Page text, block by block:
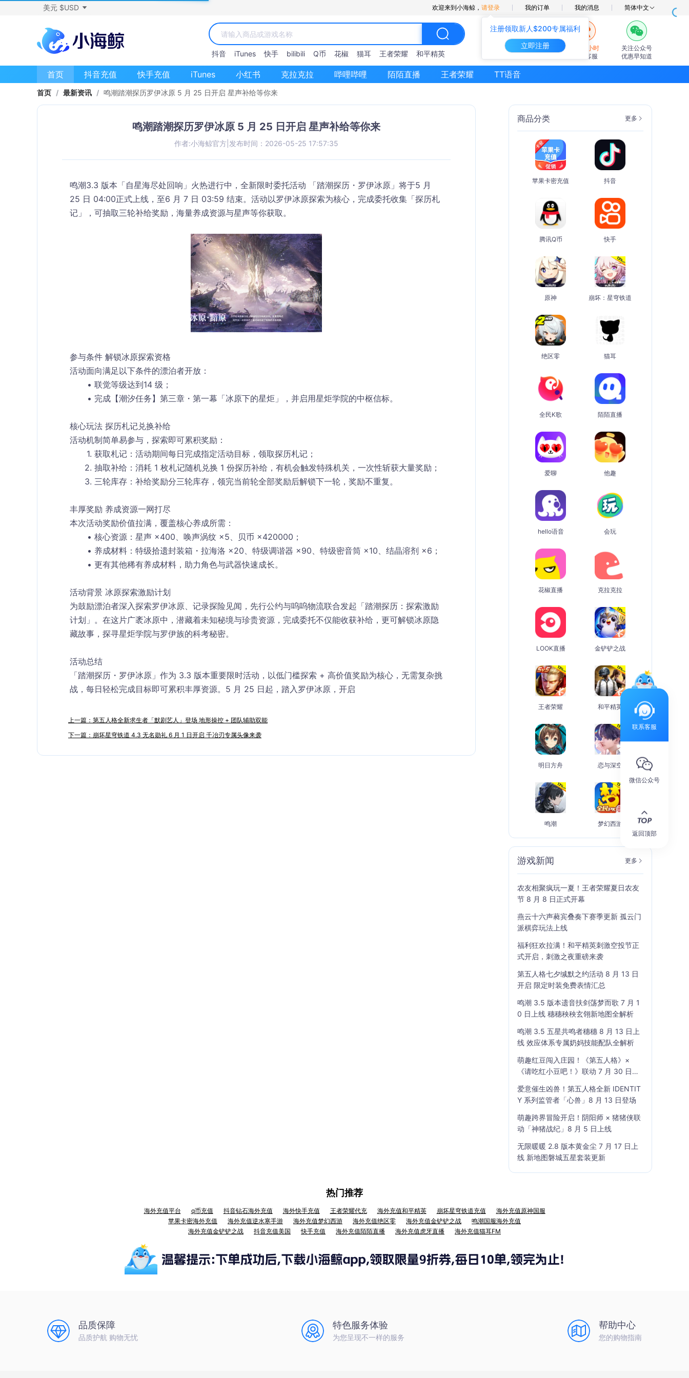
注册领取新人$200专属福利
立即注册
美元 $USD 欢迎来到小海鲸， 请登录 我的订单 我的消息 简体中文
抖音 iTunes 快手 bilibili Q币 花椒 猫耳 王者荣耀 和平精英
7×24小时
在线客服
关注公众号
优惠早知道
首页 抖音充值 快手充值 iTunes 小红书 克拉克拉 哔哩哔哩 陌陌直播 王者荣耀 TT语音
首页 / 最新资讯 / 鸣潮踏潮探历罗伊冰原 5 月 25 日开启 星声补给等你来
鸣潮踏潮探历罗伊冰原 5 月 25 日开启 星声补给等你来
作者:小海鲸官方 发布时间：2026-05-25 17:57:35
鸣潮3.3 版本「自星海尽处回响」火热进行中，全新限时委托活动 「踏潮探历・罗伊冰原」 将于5 月
25 日 04:00正式上线，至6 月 7 日 03:59 结束。活动以罗伊冰原探索为核心，完成委托收集「探历札
记」，可抽取三轮补给奖励，海量养成资源与星声等你获取。
参与条件 解锁冰原探索资格
活动面向满足以下条件的漂泊者开放：
联觉等级达到14 级 ；
完成【潮汐任务】第三章・第一幕「冰原下的星炬」，并启用星炬学院的中枢信标。
核心玩法 探历札记兑换补给
活动机制简单易参与，探索即可累积奖励：
获取札记：活动期间每日完成指定活动目标，领取探历札记；
抽取补给 ：消耗 1 枚札记随机兑换 1 份探历补给，有机会触发特殊机关 ，一次性斩获大量奖励；
三轮库存：补给奖励分三轮库存，领完当前轮全部奖励后解锁下一轮，奖励不重复。
丰厚奖励 养成资源一网打尽
本次活动奖励价值拉满，覆盖核心养成所需：
核心资源：星声 ×400、唤声涡纹 ×5、贝币 ×420000；
养成材料：特级拾遗封装箱・拉海洛 ×20、特级调谐器 ×90、特级密音筒 ×10、结晶溶剂 ×6；
更有其他稀有养成材料，助力角色与武器快速成长。
活动背景 冰原探索激励计划
为鼓励漂泊者深入探索罗伊冰原、记录探险见闻，先行公约与呜呜物流联合发起「踏潮探历：探索激励
计划」。在这片广袤冰原中，潜藏着未知秘境与珍贵资源，完成委托不仅能收获补给，更可解锁冰原隐
藏故事，探寻星炬学院与罗伊族的科考秘密。
活动总结
「踏潮探历・罗伊冰原」作为 3.3 版本重要限时活动，以低门槛探索 + 高价值奖励为核心，无需复杂挑
战，每日轻松完成目标即可累积丰厚资源。5 月 25 日起，踏入罗伊冰原，开启
上一篇：第五人格全新求生者「默剧艺人」登场 地形操控 + 团队辅助双能
下一篇：崩坏星穹铁道 4.3 无名勋礼 6 月 1 日开启 千冶刃专属头像来袭
商品分类 更多
苹果卡密充值 抖音
腾讯Q币 快手
原神 崩坏：星穹铁道
绝区零 猫耳
全民K歌 陌陌直播
爱聊 他趣
hello语音 会玩
花椒直播 克拉克拉
LOOK直播 金铲铲之战
王者荣耀 和平精英
明日方舟 恋与深空
鸣潮 梦幻西游
游戏新闻 更多
农友相聚疯玩一夏！王者荣耀夏日农友
节 8 月 8 日正式开幕
燕云十六声蕤宾叠奏下赛季更新 孤云门
派棋弈玩法上线
福利狂欢拉满！和平精英刺激空投节正
式开启，刺激之夜重磅来袭
第五人格七夕缄默之约活动 8 月 13 日
开启 限定时装免费表情汇总
鸣潮 3.5 版本遗音扶剑荡梦而歌 7 月 1
0 日上线 穗穗秧秧玄翎新地图全解析
鸣潮 3.5 五星共鸣者穗穗 8 月 13 日上
线 效应体系专属奶妈技能配队全解析
萌趣红豆闯入庄园！《第五人格》×
《请吃红小豆吧！》联动 7 月 30 日开
爱意催生凶兽！第五人格全新 IDENTIT
Y 系列监管者「心兽」8 月 13 日登场
萌趣跨界冒险开启！阴阳师 × 猪猪侠联
动「神猪战纪」8 月 5 日上线
无限暖暖 2.8 版本黄金尘 7 月 17 日上
线 新地图磐城五星套装更新
热门推荐
海外充值平台 q币充值 抖音钻石海外充值 海外快手充值 王者荣耀代充 海外充值和平精英 崩坏星穹铁道充值
海外充值原神国服
苹果卡密海外充值
海外充值逆水寒手游 海外充值梦幻西游 海外充值绝区零 海外充值金铲铲之战
鸣潮国服海外充值
海外充值金铲铲之战
抖音充值美国 快手充值 海外充值陌陌直播 海外充值虎牙直播 海外充值猫耳FM
品质保障
品质护航 购物无忧
特色服务体验
为您呈现不一样的服务
帮助中心
您的购物指南
联系客服
微信公众号
返回顶部